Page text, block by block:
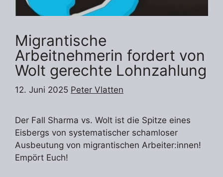
Migrantische
Arbeitnehmerin fordert von
Wolt gerechte Lohnzahlung
12. Juni 2025 Peter Vlatten
Der Fall Sharma vs. Wolt ist die Spitze eines
Eisbergs von systematischer schamloser
Ausbeutung von migrantischen Arbeiter:innen!
Empört Euch!